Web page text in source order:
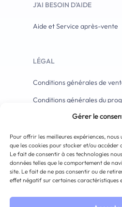
Gérer le
Pour offrir les meilleures expériences,
que les cookies pour stocker et/ou
Le fait de consentir à ces technologies
données telles que le comportement de
site. Le fait de ne pas consentir ou de
effet négatif sur certaines caractéristiques
J'AI BESOIN D'AIDE
Aide et Service après-vente
LÉGAL
Conditions générales de
Conditions générales du